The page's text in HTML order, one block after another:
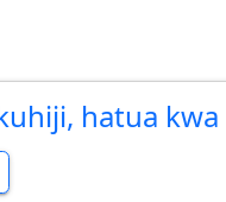
hatua